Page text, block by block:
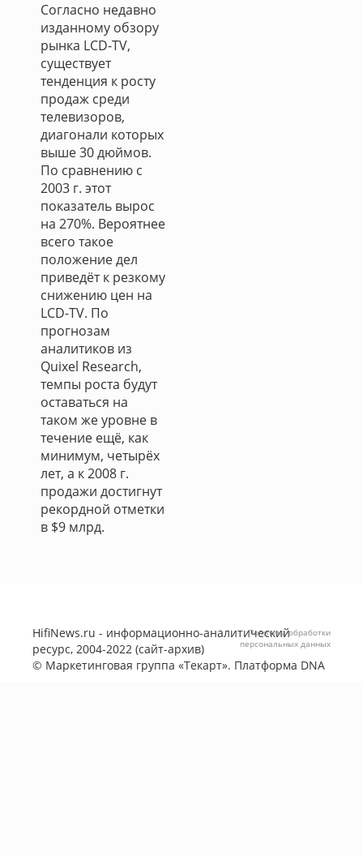
Согласно недавно
изданному обзору
рынка LCD-TV,
существует
тенденция к росту
продаж среди
телевизоров,
диагонали которых
выше 30 дюймов.
По сравнению с
2003 г. этот
показатель вырос
на 270%. Вероятнее
всего такое
положение дел
приведёт к резкому
снижению цен на
LCD-TV. По
прогнозам
аналитиков из
Quixel Research,
темпы роста будут
оставаться на
таком же уровне в
течение ещё, как
минимум, четырёх
лет, а к 2008 г.
продажи достигнут
рекордной отметки
в $9 млрд.
HifiNews.ru - информационно-аналитический
ресурс, 2004-2022 (сайт-архив)
© Маркетинговая группа «Текарт». Платформа DNA
Политика обработки
персональных данных